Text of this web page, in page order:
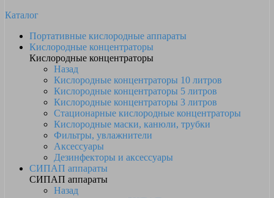
Каталог
Портативные кислородные аппараты
Кислородные концентраторы
Кислородные концентраторы
Назад
Кислородные концентраторы 10 литров
Кислородные концентраторы 5 литров
Кислородные концентраторы 3 литров
Стационарные кислородные концентраторы
Кислородные маски, канюли, трубки
Фильтры, увлажнители
Аксессуары
Дезинфекторы и аксессуары
СИПАП аппараты
СИПАП аппараты
Назад